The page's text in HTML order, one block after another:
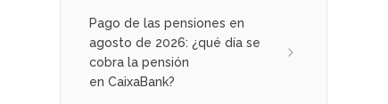
Pago de las pensiones en
agosto de 2026: ¿qué día se
cobra la pensión
en CaixaBank?